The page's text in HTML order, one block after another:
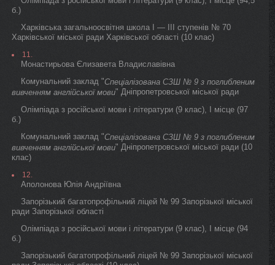
б.)
Харківська загальноосвітня школа I — III ступенів № 70
Харківської міської ради Харківської області (10 клас)
11.
Монастирьова Єлизавета Владиславівна
Комунальний заклад "Спеціалізована СЗШ № 9 з поглибленим
вивченням англійської мови" Дніпропетровської міської ради
Олімпіада з російської мови і літератури (9 клас), I місце (97
б.)
Комунальний заклад "Спеціалізована СЗШ № 9 з поглибленим
вивченням англійської мови" Дніпропетровської міської ради (10
клас)
12.
Аполонова Юлія Андріївна
Запорізький багатопрофільний ліцей № 99 Запорізької міської
ради Запорізької області
Олімпіада з російської мови і літератури (9 клас), I місце (94
б.)
Запорізький багатопрофільний ліцей № 99 Запорізької міської